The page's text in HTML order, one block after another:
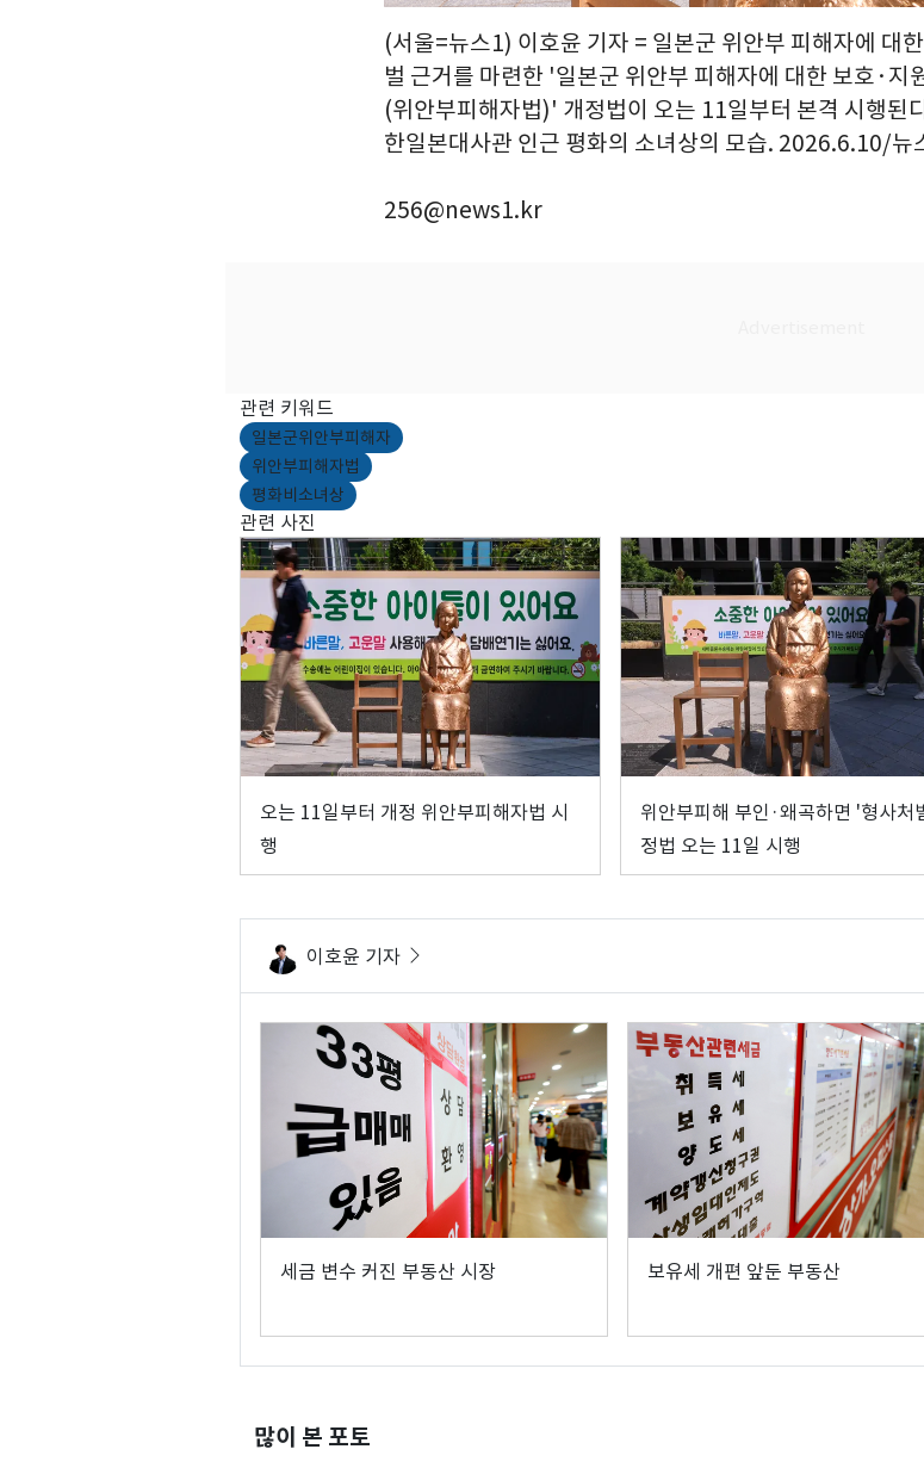
(서울=뉴스1) 이호윤 기자 = 일본군 위안부 피해자에 대
벌 근거를 마련한 '일본군 위안부 피해자에 대한 보호·지
(위안부피해자법)' 개정법이 오는 11일부터 본격 시행된
한일본대사관 인근 평화의 소녀상의 모습. 2026.6.10/뉴
256@news1.kr
관련 키워드
일본군위안부피해자
위안부피해자법
평화비소녀상
관련 사진
오는 11일부터 개정 위안부피해자법 시
행
위안부피해 부인·왜곡하면 '형사처
정법 오는 11일 시행
이호윤 기자
세금 변수 커진 부동산 시장 보유세 개편 앞둔 부동산
많이 본 포토